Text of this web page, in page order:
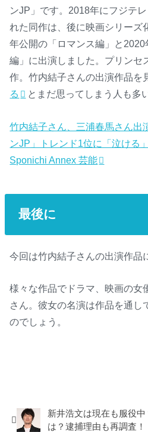
ンJP」です。2018年にフジテ
れた同作は、後に映画シリーズ
年公開の「ロマンス編」と2020
編」に出演しました。プリンセ
作。竹内結子さんの出演作品を
る
とまだ思ってしまう人も多
竹内結子さん、三浦春馬さん出
ンJP」トレンド1位に「泣ける
Sponichi Annex 芸能
最後に
今回は竹内結子さんの出演作品
様々な作品でドラマ、映画の女
さん。彼女の名演は作品を通し
のでしょう。
新井浩文は現在も服役
は？逮捕理由も再調査！